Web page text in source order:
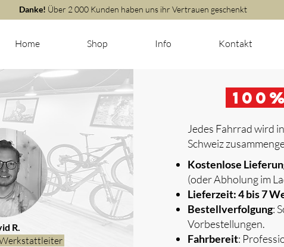
Danke! Über 2 000 Kunden haben uns ihr Vertrauen geschenkt
Home Shop Info Kontakt
R.
100
Jedes Fahrrad wird
Schweiz
Kostenlose
(oder Abholung im
Lieferzeit: 4 bis 7
Bestellverfolgung:
Vorbestellungen.
Fahrbereit: